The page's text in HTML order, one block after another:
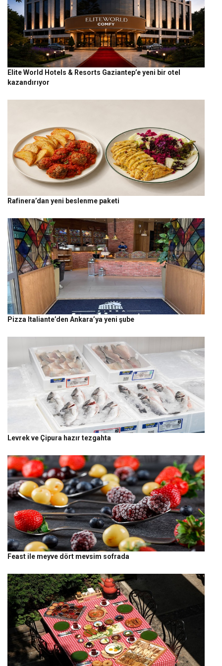
Elite World Hotels & Resorts Gaziantep’e yeni bir otel
kazandırıyor
Rafinera’dan yeni beslenme paketi
Pizza Italiante’den Ankara’ya yeni şube
Levrek ve Çipura hazır tezgahta
Feast ile meyve dört mevsim sofrada